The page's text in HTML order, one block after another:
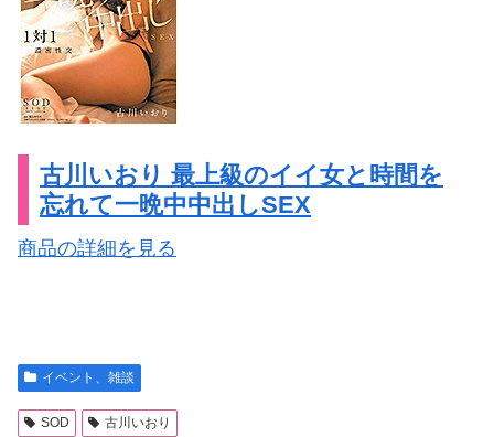
古川いおり 最上級のイイ女と時間を
忘れて一晩中中出しSEX
商品の詳細を見る
イベント、雑談
SOD 古川いおり